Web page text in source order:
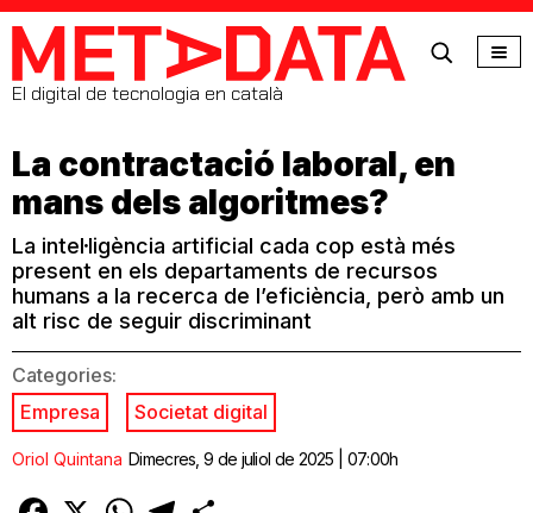
MetaData
El digital de tecnologia en català
La contractació laboral, en
mans dels algoritmes?
La intel·ligència artificial cada cop està més
present en els departaments de recursos
humans a la recerca de l’eficiència, però amb un
alt risc de seguir discriminant
Categories:
Empresa
Societat digital
Oriol Quintana Dimecres, 9 de juliol de 2025 | 07:00h
Facebook
X WhatsAppTelegram